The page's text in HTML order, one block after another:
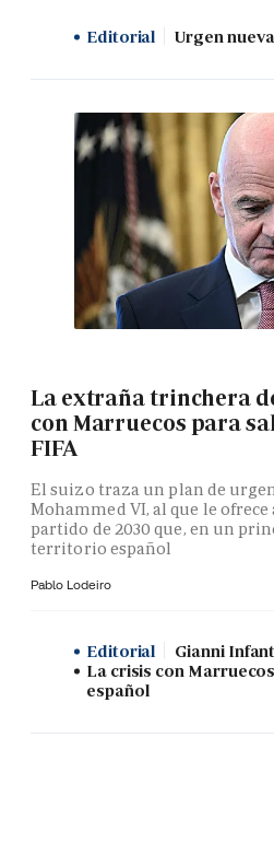
Editorial Urgen
La extraña trinchera
con Marruecos para
FIFA
El suizo traza un plan de
Mohammed VI, al que le
partido de 2030 que, en un
territorio español
Pablo Lodeiro
Editorial
Gianni
La crisis con
español